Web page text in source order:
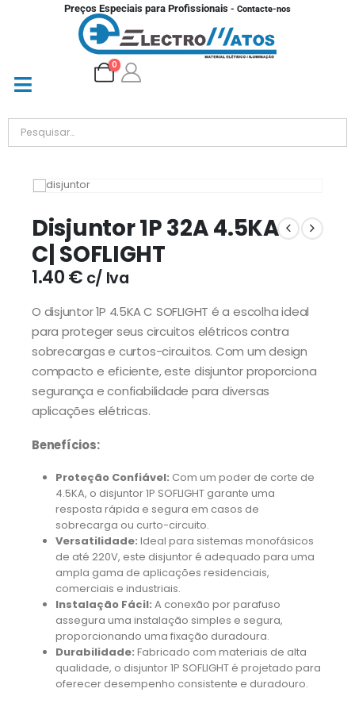
Preços Especiais para Profissionais - Contacte-nos
0
Disjuntor 1P 32A 4.5KA
C| SOFLIGHT
1.40€ c/ Iva
O disjuntor 1P 4.5KA C SOFLIGHT é a escolha ideal
para proteger seus circuitos elétricos contra
sobrecargas e curtos-circuitos. Com um design
compacto e eficiente, este disjuntor proporciona
segurança e confiabilidade para diversas
aplicações elétricas.
Benefícios:
Proteção Confiável: Com um poder de corte de
4.5KA, o disjuntor 1P SOFLIGHT garante uma
resposta rápida e segura em casos de
sobrecarga ou curto-circuito.
Versatilidade: Ideal para sistemas monofásicos
de até 220V, este disjuntor é adequado para uma
ampla gama de aplicações residenciais,
comerciais e industriais.
Instalação Fácil: A conexão por parafuso
assegura uma instalação simples e segura,
proporcionando uma fixação duradoura.
Durabilidade: Fabricado com materiais de alta
qualidade, o disjuntor 1P SOFLIGHT é projetado para
oferecer desempenho consistente e duradouro.